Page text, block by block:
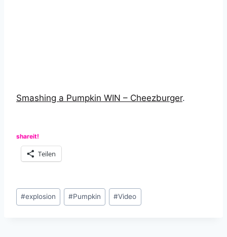
Smashing a Pumpkin WIN – Cheezburger.
shareit!
Teilen
Schlagworte:
#explosion #Pumpkin #Video